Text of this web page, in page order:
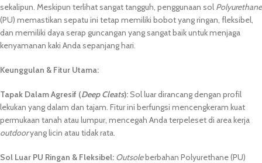
sekalipun. Meskipun terlihat sangat tangguh, penggunaan sol Polyurethane
(PU) memastikan sepatu ini tetap memiliki bobot yang ringan, fleksibel,
dan memiliki daya serap guncangan yang sangat baik untuk menjaga
kenyamanan kaki Anda sepanjang hari.
Keunggulan & Fitur Utama:
Tapak Dalam Agresif (Deep Cleats):Sol luar dirancang dengan profil
lekukan yang dalam dan tajam. Fitur ini berfungsi mencengkeram kuat
permukaan tanah atau lumpur, mencegah Anda terpeleset di area kerja
outdooryang licin atau tidak rata.
Sol Luar PU Ringan & Fleksibel: Outsoleberbahan Polyurethane (PU)